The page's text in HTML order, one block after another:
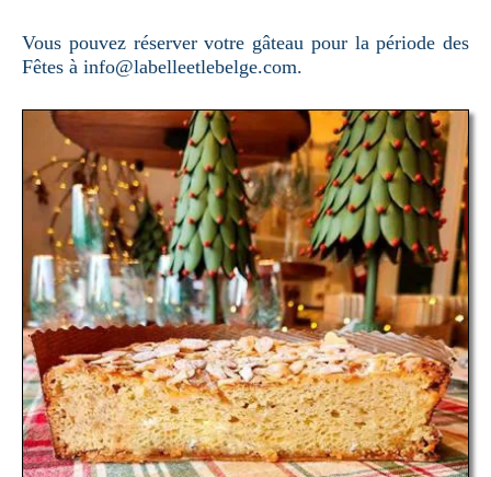
Vous pouvez réserver votre gâteau pour la période des
Fêtes à info@labelleetlebelge.com.